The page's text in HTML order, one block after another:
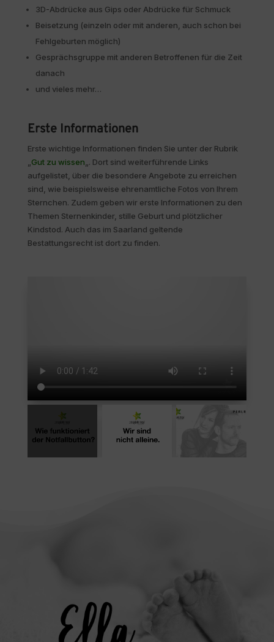
3D-Abdrücke aus Gips oder Abdrücke für Schmuck
Beisetzung (einzeln oder mit anderen, auch schon bei
Fehlgeburten möglich)
Gesprächsgruppe mit anderen Betroffenen für die Zeit
danach
und vieles mehr…
Erste Informationen
Erste wichtige Informationen finden Sie unter der Rubrik
„Gut zu wissen„. Dort sind weiterführende Links
aufgelistet, über die besondere Angebote zu erreichen
sind, wie beispielsweise ehrenamtliche Fotos von Ihrem
Sternchen. Zudem geben wir erste Informationen zu den
Themen Sternenkinder, stille Geburt und plötzlicher
Kindstod. Auch das im Saarland geltende
Bestattungsrecht ist dort zu finden.